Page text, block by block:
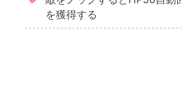
を獲得する